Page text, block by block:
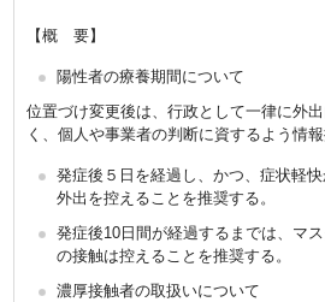
【概 要】
陽性者の療養期間について
位置づけ変更後は、行政として一律に外
く、個人や事業者の判断に資するよう情報
発症後５日を経過し、かつ、症状軽
外出を控えることを推奨する。
発症後10日間が経過するまでは、マ
の接触は控えることを推奨する。
濃厚接触者の取扱いについて